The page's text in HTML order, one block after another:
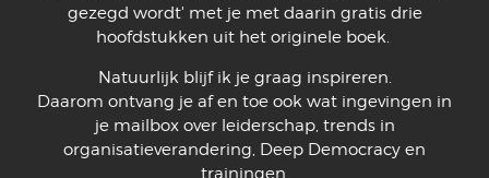
gezegd wordt' met je met daarin gratis drie
hoofdstukken uit het originele boek.
Natuurlijk blijf ik je graag inspireren.
Daarom ontvang je af en toe ook wat ingevingen in
je mailbox over leiderschap, trends in
organisatieverandering, Deep Democracy en
trainingen.